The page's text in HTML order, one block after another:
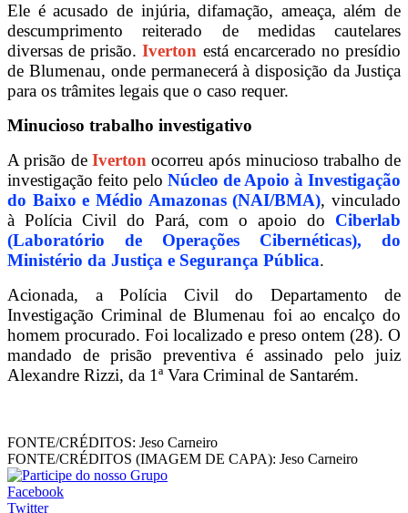
Ele é acusado de injúria, difamação, ameaça, além de
descumprimento reiterado de medidas cautelares
diversas de prisão.Iverton está encarcerado no presídio
de Blumenau, onde permanecerá à disposição da Justiça
para os trâmites legais que o caso requer.
Minucioso trabalho investigativo
A prisão de Iverton ocorreu após minucioso trabalho de
investigação feito pelo Núcleo de Apoio à Investigação
do Baixo e Médio Amazonas (NAI/BMA), vinculado
à Polícia Civil do Pará, com o apoio do Ciberlab
(Laboratório de Operações Cibernéticas), do
Ministério da Justiça e Segurança Pública.
Acionada, a Polícia Civil do Departamento de
Investigação Criminal de Blumenau foi ao encalço do
homem procurado. Foi localizado e preso ontem (28). O
mandado de prisão preventiva é assinado pelo juiz
Alexandre Rizzi, da 1ª Vara Criminal de Santarém.
FONTE/CRÉDITOS: Jeso Carneiro
FONTE/CRÉDITOS (IMAGEM DE CAPA): Jeso Carneiro
Facebook
Twitter